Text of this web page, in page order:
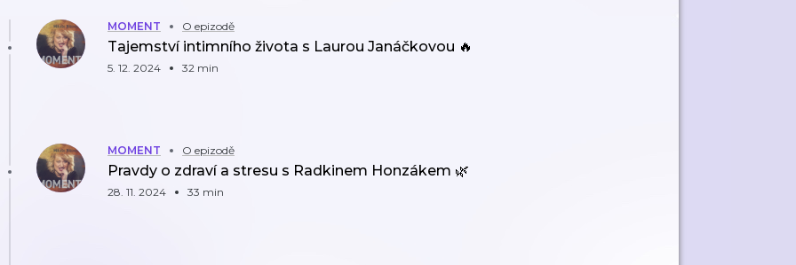
MOMENT O epizodě
Tajemství intimního života s Laurou Janáčkovou 🔥
5. 12. 2024 32 min
MOMENT O epizodě
Pravdy o zdraví a stresu s Radkinem Honzákem 🌿
28. 11. 2024 33 min